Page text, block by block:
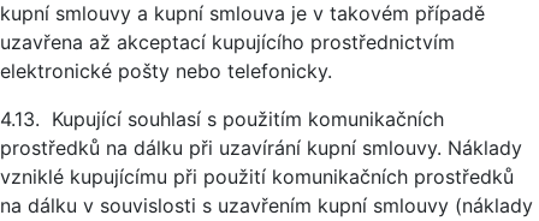
kupní smlouvy a kupní smlouva je v takovém případě
uzavřena až akceptací kupujícího prostřednictvím
elektronické pošty nebo telefonicky.
4.13. Kupující souhlasí s použitím komunikačních
prostředků na dálku při uzavírání kupní smlouvy. Náklady
vzniklé kupujícímu při použití komunikačních prostředků
na dálku v souvislosti s uzavřením kupní smlouvy (náklady